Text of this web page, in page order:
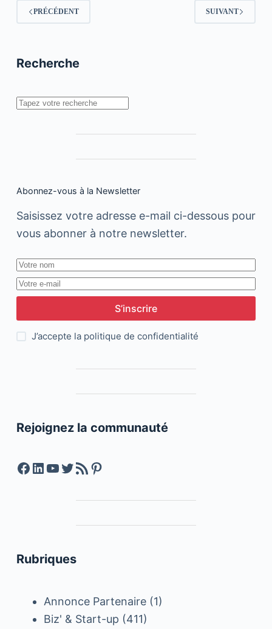
campagne
digitale
nationale
Ta
Peau”
PRÉCÉDENT SUIVANT
Recherche
Rechercher
Abonnez-vous à la Newsletter
Saisissez votre adresse e-mail ci-dessous pour
vous abonner à notre newsletter.
S’inscrire
J’accepte la politique de confidentialité
Rejoignez la communauté
Facebook
LinkedIn
YouTube
Twitter
Feed RSSPinterest
Rubriques
Annonce Partenaire(1)
Biz' & Start-up (411)